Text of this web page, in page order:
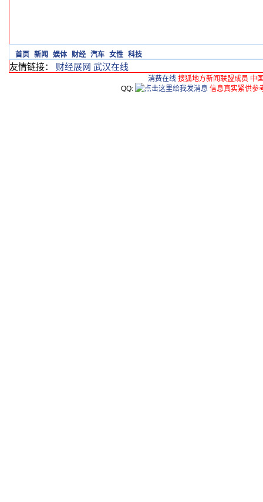
首页 新闻 娱体 财经 汽车 女性 科技
友情链接： 财经展网 武汉在线
消费在线 搜狐地方新闻联盟成员 中
QQ:
信息真实紧供参